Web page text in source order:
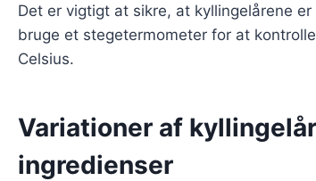
Det er vigtigt at sikre, at kyllingelårene
bruge et stegetermometer for at
Celsius.
Variationer af
ingredienser